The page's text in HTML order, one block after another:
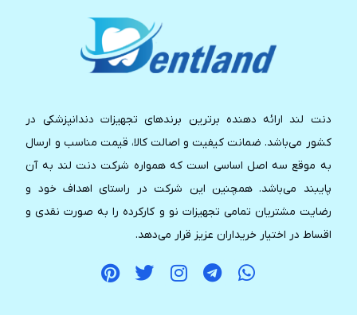
دنت لند ارائه دهنده برترین برندهای تجهیزات دندانپزشکی در
کشور می‌باشد. ضمانت کیفیت و اصالت کالا، قیمت مناسب و ارسال
به موقع سه اصل اساسی است که همواره شرکت دنت لند به آن
پایبند می‌باشد. همچنین این شرکت در راستای اهداف خود و
رضایت مشتریان تمامی تجهیزات نو و کارکرده را به صورت نقدی و
اقساط در اختیار خریداران عزیز قرار می‌دهد.